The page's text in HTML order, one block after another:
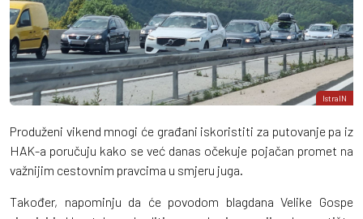
IstraIN
Produženi vikend mnogi će građani iskoristiti za putovanje pa iz
HAK-a poručuju kako se već danas očekuje pojačan promet na
važnijim cestovnim pravcima u smjeru juga.
Također, napominju da će povodom blagdana Velike Gospe